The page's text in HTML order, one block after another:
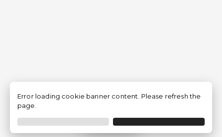
Filtrar
Error loading cookie banner content. Please refresh the
page.